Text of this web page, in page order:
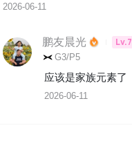
2026-06-11
鹏友晨光 Lv.7
G3/P5
应该是家族元素了
2026-06-11